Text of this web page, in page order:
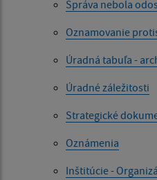
Správa nebola
Oznamovanie
Úradná tabuľa -
Úradné záležitosti
Strategické
Oznámenia
Inštitúcie -